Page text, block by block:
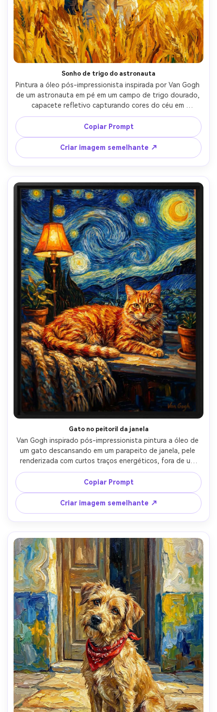
Sonho de trigo do astronauta
Pintura a óleo pós-impressionista inspirada por Van Gogh
de um astronauta em pé em um campo de trigo dourado,
capacete refletivo capturando cores do céu em
redemoinho, formas dramáticas como ciprestes à
distância, trigo pintado com impasto grosso e traços
rítmicos, humor surreal mas pacífico, amarelos vívidos
contra azuis cobalto, composição central impressionante,
qualidade de obra-prima, lente de 85mm, profundidade
de campo rasa, iluminação cinematográfica suave-AR 4:5
Copiar Prompt
Criar imagem semelhante ↗
Gato no peitoril da janela
Van Gogh inspirado pós-impressionista pintura a óleo de
um gato descansando em um parapeito de janela, pele
renderizada com curtos traços energéticos, fora de um
céu noturno em redemoinho com estrelas brilhantes, luz
quente da lâmpada interior criando contraste de cores
ousadas, textura impasto grossa em bigodes e cobertor,
humor acolhedor e charmoso, molduras de retrato
finamente compostas, lente de 85mm, profundidade de
campo rasa-AR 4:5
Copiar Prompt
Criar imagem semelhante ↗